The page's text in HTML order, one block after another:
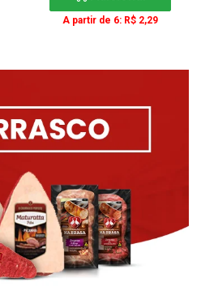
A partir de 6: R$ 2,29